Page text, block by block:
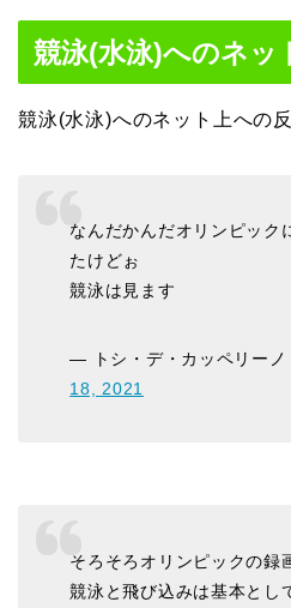
競泳(水泳)へのネッ
競泳(水泳)へのネット上への
なんだかんだオリンピック
たけどぉ
競泳は見ます
— トシ・デ・カッペリー
18, 2021
そろそろオリンピックの録
競泳と飛び込みは基本とし